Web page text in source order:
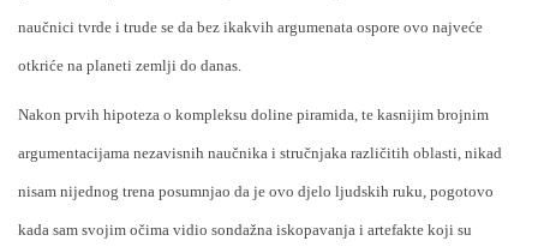
naučnici tvrde i trude se da bez ikakvih argumenata ospore ovo najveće
otkriće na planeti zemlji do danas.
Nakon prvih hipoteza o kompleksu doline piramida, te kasnijim brojnim
argumentacijama nezavisnih naučnika i stručnjaka različitih oblasti, nikad
nisam nijednog trena posumnjao da je ovo djelo ljudskih ruku, pogotovo
kada sam svojim očima vidio sondažna iskopavanja i artefakte koji su